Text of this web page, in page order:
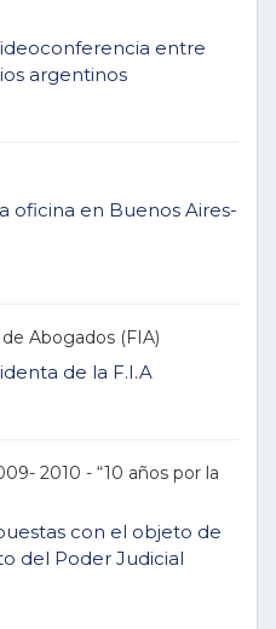
entre
argentinos
oficina en Buenos Aires-
Abogados (FIA)
de la F.I.A
2010 - “10 años por la
con el objeto de
del Poder Judicial